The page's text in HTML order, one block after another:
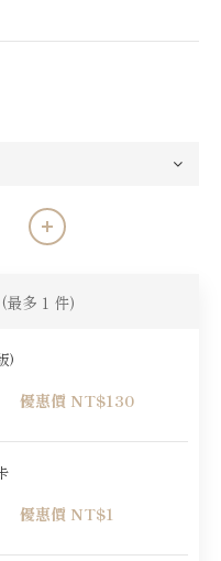
(最多 1 件)
)
優惠價 NT$130
優惠價 NT$1